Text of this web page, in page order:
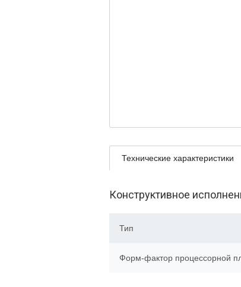
Технические характеристики
Конструктивное
Тип
Форм-фактор процессорной